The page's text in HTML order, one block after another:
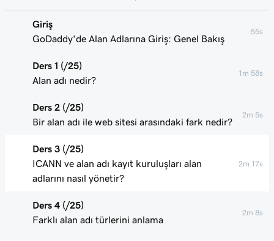
Giriş
GoDaddy'de Alan Adlarına Giriş: Genel Bakış
55s
Ders 1 (/25)
Alan adı nedir?
1m 58s
Ders 2 (/25)
Bir alan adı ile web sitesi arasındaki fark nedir?
2m 5s
Ders 3 (/25)
ICANN ve alan adı kayıt kuruluşları alan
adlarını nasıl yönetir?
2m 17s
Ders 4 (/25)
Farklı alan adı türlerini anlama
2m 8s